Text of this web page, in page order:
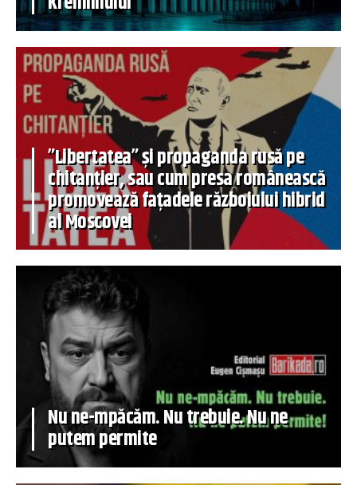
”Libertatea” și propaganda rusă pe
chitanțier, sau cum presa românească
promovează fațadele războiului hibrid
al Moscovei
Nu ne-mpăcăm. Nu trebuie. Nu ne
putem permite